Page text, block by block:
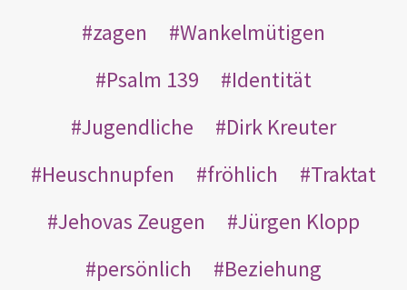
zagen
Wankelmütigen
Psalm 139
Identität
Jugendliche
Dirk Kreuter
Heuschnupfen
fröhlich
Traktat
Jehovas Zeugen
Jürgen Klopp
persönlich
Beziehung